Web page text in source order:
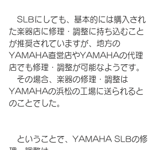
SLBにしても、基本的には購入され
た楽器店に修理・調整に持ち込むこと
が推奨されていますが、地方の
YAMAHA直営店やYAMAHAの代理
店でも修理・調整が可能なようです。
その場合、楽器の修理・調整は
YAMAHAの浜松の工場に送られると
のことでした。
ということで、YAMAHA SLBの修